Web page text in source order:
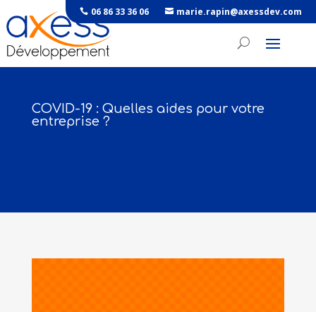
06 86 33 36 06 marie.rapin@axessdev.com
COVID-19 : Quelles aides pour votre
entreprise ?